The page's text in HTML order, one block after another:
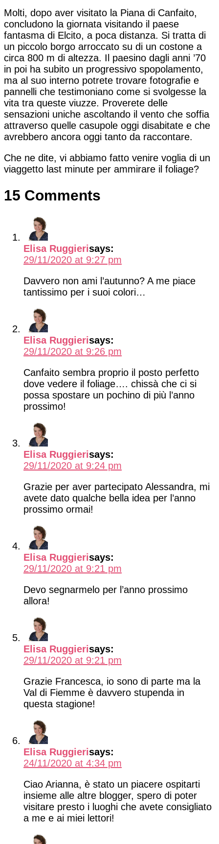
Molti, dopo aver visitato la Piana di Canfaito,
concludono la giornata visitando il paese
fantasma di Elcito, a poca distanza. Si tratta di
un piccolo borgo arroccato su di un costone a
circa 800 m di altezza. Il paesino dagli anni ’70
in poi ha subito un progressivo spopolamento,
ma al suo interno potrete trovare fotografie e
pannelli che testimoniano come si svolgesse la
vita tra queste viuzze. Proverete delle
sensazioni uniche ascoltando il vento che soffia
attraverso quelle casupole oggi disabitate e che
avrebbero ancora oggi tanto da raccontare.
Che ne dite, vi abbiamo fatto venire voglia di un
viaggetto last minute per ammirare il foliage?
15 Comments
Elisa Ruggierisays:
29/11/2020 at 9:27 pm
Davvero non ami l’autunno? A me piace
tantissimo per i suoi colori…
Elisa Ruggierisays:
29/11/2020 at 9:26 pm
Canfaito sembra proprio il posto perfetto
dove vedere il foliage…. chissà che ci si
possa spostare un pochino di più l’anno
prossimo!
Elisa Ruggierisays:
29/11/2020 at 9:24 pm
Grazie per aver partecipato Alessandra, mi
avete dato qualche bella idea per l’anno
prossimo ormai!
Elisa Ruggierisays:
29/11/2020 at 9:21 pm
Devo segnarmelo per l’anno prossimo
allora!
Elisa Ruggierisays:
29/11/2020 at 9:21 pm
Grazie Francesca, io sono di parte ma la
Val di Fiemme è davvero stupenda in
questa stagione!
Elisa Ruggierisays:
24/11/2020 at 4:34 pm
Ciao Arianna, è stato un piacere ospitarti
insieme alle altre blogger, spero di poter
visitare presto i luoghi che avete consigliato
a me e ai miei lettori!